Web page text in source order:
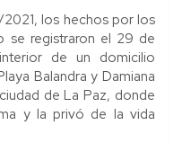
los hechos por los
se registraron el 29 de
de un domicilio
Balandra y Damiana
de La Paz, donde
y la privó de la vida